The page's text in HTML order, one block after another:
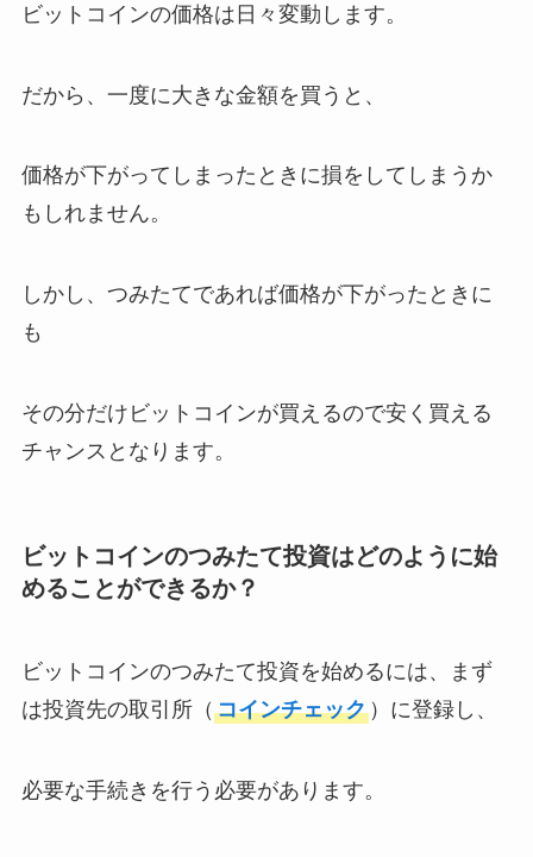
ビットコインの価格は日々変動します。
だから、一度に大きな金額を買うと、
価格が下がってしまったときに損をしてしまうか
もしれません。
しかし、つみたてであれば価格が下がったときに
も
その分だけビットコインが買えるので安く買える
チャンスとなります。
ビットコインのつみたて投資はどのように始
めることができるか？
ビットコインのつみたて投資を始めるには、まず
は投資先の取引所（ コインチェック）に登録し、
必要な手続きを行う必要があります。